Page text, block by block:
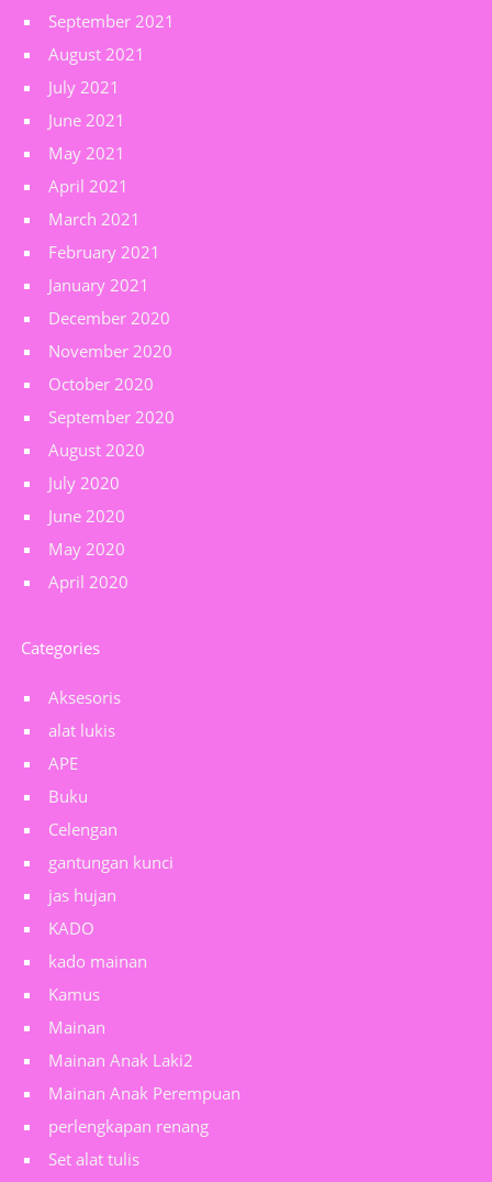
September 2021
August 2021
July 2021
June 2021
May 2021
April 2021
March 2021
February 2021
January 2021
December 2020
November 2020
October 2020
September 2020
August 2020
July 2020
June 2020
May 2020
April 2020
Categories
Aksesoris
alat lukis
APE
Buku
Celengan
gantungan kunci
jas hujan
KADO
kado mainan
Kamus
Mainan
Mainan Anak Laki2
Mainan Anak Perempuan
perlengkapan renang
Set alat tulis